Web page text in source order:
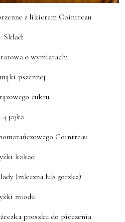
z likierem Cointreau
Skład:
o wymiarach:
pszennej
cukru
4 jajka
Cointreau
kakao
(mleczna lub gorzka)
miodu
proszku do pieczenia